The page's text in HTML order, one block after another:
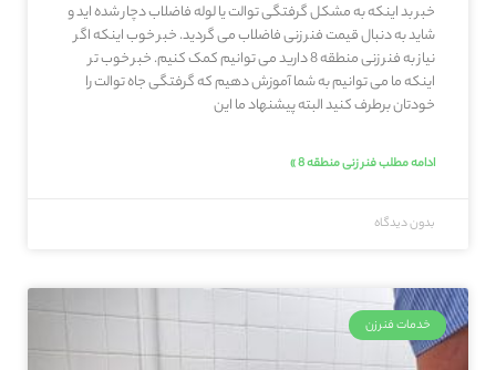
خبر بد اینکه به مشکل گرفتگی توالت یا لوله فاضلاب دچار شده اید و
شاید به دنبال قیمت فنر زنی فاضلاب می گردید. خبر خوب اینکه اگر
نیاز به فنر زنی منطقه 8 دارید می توانیم کمک کنیم. خبر خوب تر
اینکه ما می توانیم به شما آموزش دهیم که گرفتگی جاه توالت را
خودتان برطرف کنید البته پیشنهاد ما این
ادامه مطلب فنر زنی منطقه 8 »
بدون دیدگاه
خدمات فنرزن